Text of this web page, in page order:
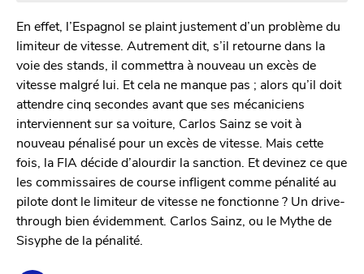
En effet, l’Espagnol se plaint justement d’un problème du
limiteur de vitesse. Autrement dit, s’il retourne dans la
voie des stands, il commettra à nouveau un excès de
vitesse malgré lui. Et cela ne manque pas ; alors qu’il doit
attendre cinq secondes avant que ses mécaniciens
interviennent sur sa voiture, Carlos Sainz se voit à
nouveau pénalisé pour un excès de vitesse. Mais cette
fois, la FIA décide d’alourdir la sanction. Et devinez ce que
les commissaires de course infligent comme pénalité au
pilote dont le limiteur de vitesse ne fonctionne ? Un drive-
through bien évidemment. Carlos Sainz, ou le Mythe de
Sisyphe de la pénalité.